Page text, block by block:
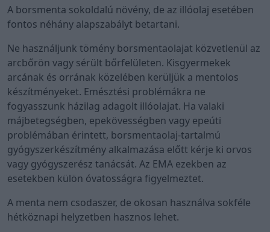
A borsmenta sokoldalú növény, de az illóolaj esetében
fontos néhány alapszabályt betartani.
Ne használjunk tömény borsmentaolajat közvetlenül az
arcbőrön vagy sérült bőrfelületen. Kisgyermekek
arcának és orrának közelében kerüljük a mentolos
készítményeket. Emésztési problémákra ne
fogyasszunk házilag adagolt illóolajat. Ha valaki
májbetegségben, epekövességben vagy epeúti
problémában érintett, borsmentaolaj-tartalmú
gyógyszerkészítmény alkalmazása előtt kérje ki orvos
vagy gyógyszerész tanácsát. Az EMA ezekben az
esetekben külön óvatosságra figyelmeztet.
A menta nem csodaszer, de okosan használva sokféle
hétköznapi helyzetben hasznos lehet.